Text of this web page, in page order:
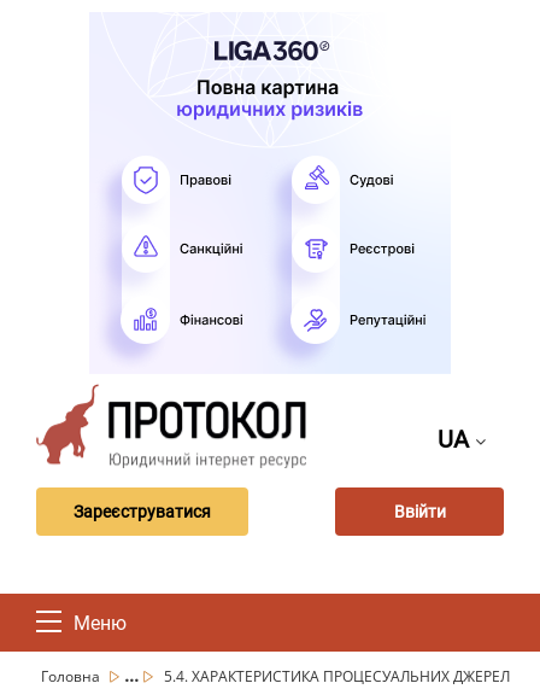
UA
Зареєструватися Ввійти
Меню
Головна ...
5.4. ХАРАКТЕРИСТИКА ПРОЦЕСУАЛЬНИХ ДЖЕРЕЛ